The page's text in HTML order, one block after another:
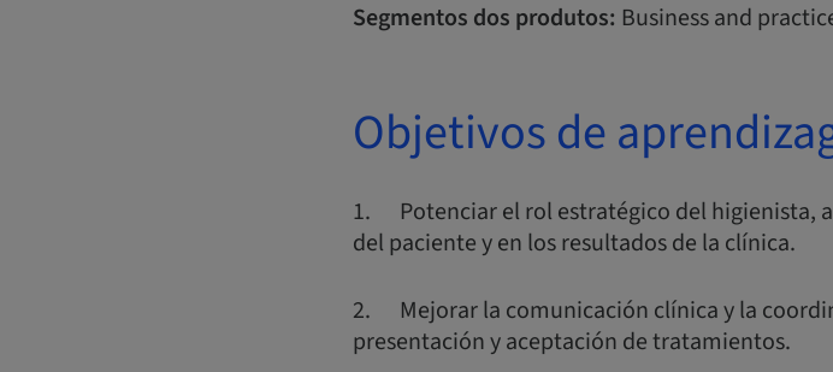
Segmentos dos produtos: Business and
Objetivos de
1. Potenciar el rol estratégico del higienista,
del paciente y en los resultados de la clínica.
2. Mejorar la comunicación clínica y la
presentación y aceptación de tratamientos.